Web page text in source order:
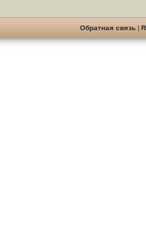
Обратная связь